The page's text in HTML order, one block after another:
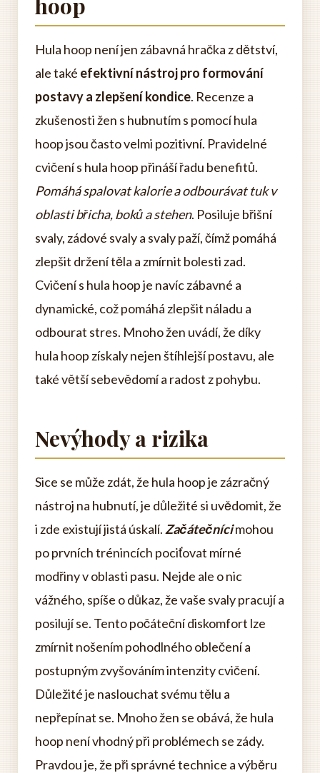
hoop
Hula hoop není jen zábavná hračka z dětství,
ale také efektivní nástroj pro formování
postavy a zlepšení kondice. Recenze a
zkušenosti žen s hubnutím s pomocí hula
hoop jsou často velmi pozitivní. Pravidelné
cvičení s hula hoop přináší řadu benefitů.
Pomáhá spalovat kalorie a odbourávat tuk v
oblasti břicha, boků a stehen. Posiluje břišní
svaly, zádové svaly a svaly paží, čímž pomáhá
zlepšit držení těla a zmírnit bolesti zad.
Cvičení s hula hoop je navíc zábavné a
dynamické, což pomáhá zlepšit náladu a
odbourat stres. Mnoho žen uvádí, že díky
hula hoop získaly nejen štíhlejší postavu, ale
také větší sebevědomí a radost z pohybu.
Nevýhody a rizika
Sice se může zdát, že hula hoop je zázračný
nástroj na hubnutí, je důležité si uvědomit, že
i zde existují jistá úskalí. Začátečnícimohou
po prvních trénincích pociťovat mírné
modřiny v oblasti pasu. Nejde ale o nic
vážného, spíše o důkaz, že vaše svaly pracují a
posilují se. Tento počáteční diskomfort lze
zmírnit nošením pohodlného oblečení a
postupným zvyšováním intenzity cvičení.
Důležité je naslouchat svému tělu a
nepřepínat se. Mnoho žen se obává, že hula
hoop není vhodný při problémech se zády.
Pravdou je, že při správné technice a výběru